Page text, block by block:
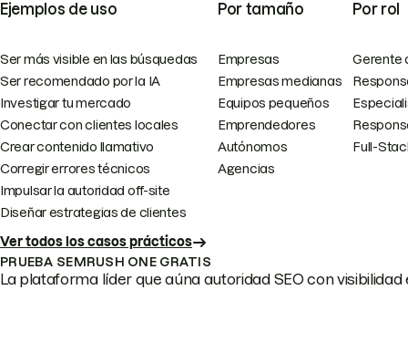
Ejemplos de uso
Ser más visible en las búsquedas
Ser recomendado por la IA
Investigar tu mercado
Conectar con clientes locales
Crear contenido llamativo
Corregir errores técnicos
Impulsar la autoridad off-site
Diseñar estrategias de clientes
Ver todos los casos prácticos
Por tamaño
Empresas
Empresas medianas
Equipos pequeños
Emprendedores
Autónomos
Agencias
Por rol
Gerente
Full-
PRUEBA SEMRUSH ONE GRATIS
La plataforma líder que aúna autoridad SEO con visibilidad